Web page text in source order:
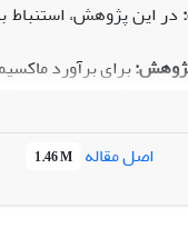
در این پژوهش، استنباط
برای برآورد
مطالعات
اصل مقاله 1.46 M